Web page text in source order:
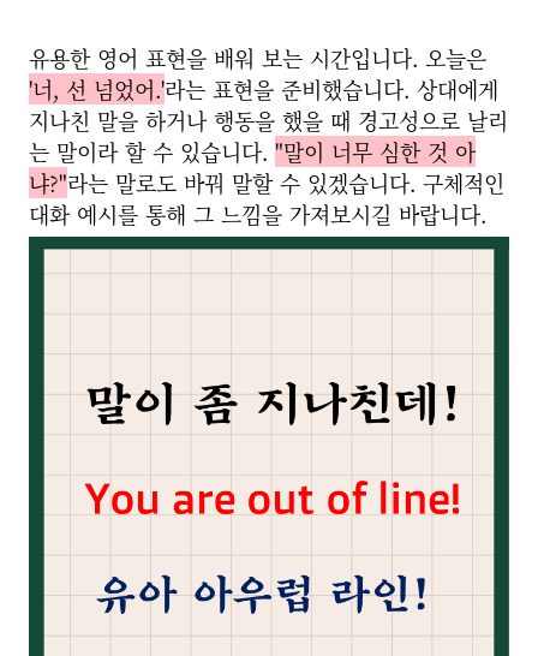
유용한 영어 표현을 배워 보는 시간입니다. 오늘은
'너, 선 넘었어.'라는 표현을 준비했습니다. 상대에게
지나친 말을 하거나 행동을 했을 때 경고성으로 날리
는 말이라 할 수 있습니다. "말이 너무 심한 것 아
냐?"라는 말로도 바꿔 말할 수 있겠습니다. 구체적인
대화 예시를 통해 그 느낌을 가져보시길 바랍니다.